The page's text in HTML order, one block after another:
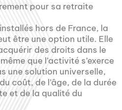
pour sa retraite
hors de France, la
être une option utile. Elle
des droits dans le
que l’activité s’exerce
une solution universelle,
coût, de l’âge, de la durée
et de la qualité du